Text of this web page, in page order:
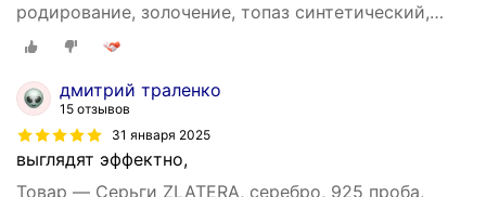
родирование, золочение, топаз синтетический,
длина 3 см, , бесцветный
дмитрий траленко
15 отзывов
31 января 2025
выглядят эффектно,
Товар — Серьги ZLATERA, серебро, 925 проба,